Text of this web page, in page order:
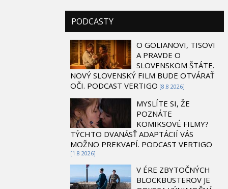
PODCASTY
O GOLIANOVI, TISOVI
A PRAVDE O
SLOVENSKOM ŠTÁTE.
NOVÝ SLOVENSKÝ FILM BUDE OTVÁRAŤ
OČI. PODCAST VERTIGO [8.8 2026]
MYSLÍTE SI, ŽE
POZNÁTE
KOMIKSOVÉ FILMY?
TÝCHTO DVANÁSŤ ADAPTÁCIÍ VÁS
MOŽNO PREKVAPÍ. PODCAST VERTIGO
[1.8 2026]
V ÉRE ZBYTOČNÝCH
BLOCKBUSTEROV JE